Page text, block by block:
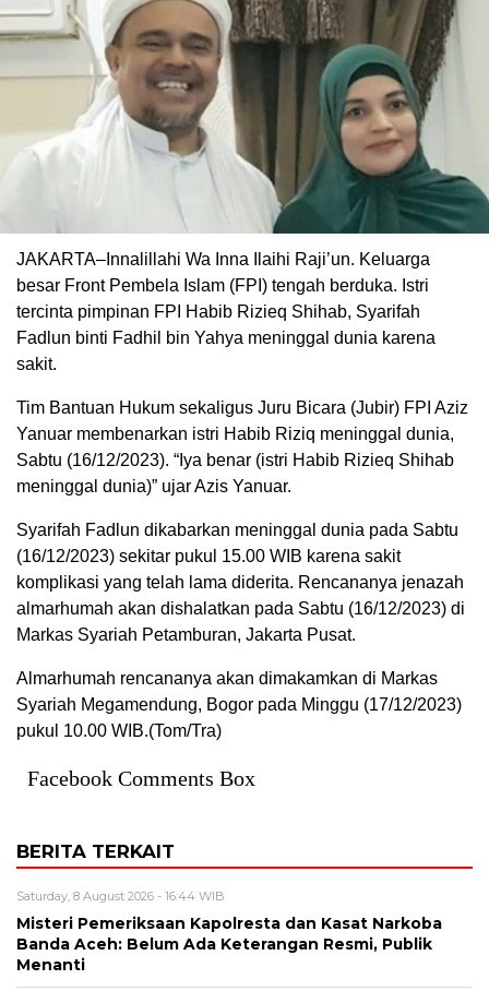
JAKARTA–Innalillahi Wa Inna Ilaihi Raji’un. Keluarga
besar Front Pembela Islam (FPI) tengah berduka. Istri
tercinta pimpinan FPI Habib Rizieq Shihab, Syarifah
Fadlun binti Fadhil bin Yahya meninggal dunia karena
sakit.
Tim Bantuan Hukum sekaligus Juru Bicara (Jubir) FPI Aziz
Yanuar membenarkan istri Habib Riziq meninggal dunia,
Sabtu (16/12/2023). “Iya benar (istri Habib Rizieq Shihab
meninggal dunia)” ujar Azis Yanuar.
Syarifah Fadlun dikabarkan meninggal dunia pada Sabtu
(16/12/2023) sekitar pukul 15.00 WIB karena sakit
komplikasi yang telah lama diderita. Rencananya jenazah
almarhumah akan dishalatkan pada Sabtu (16/12/2023) di
Markas Syariah Petamburan, Jakarta Pusat.
Almarhumah rencananya akan dimakamkan di Markas
Syariah Megamendung, Bogor pada Minggu (17/12/2023)
pukul 10.00 WIB.(Tom/Tra)
Facebook Comments Box
BERITA TERKAIT
Saturday, 8 August 2026 - 16:44 WIB
Misteri Pemeriksaan Kapolresta dan Kasat Narkoba
Banda Aceh: Belum Ada Keterangan Resmi, Publik
Menanti